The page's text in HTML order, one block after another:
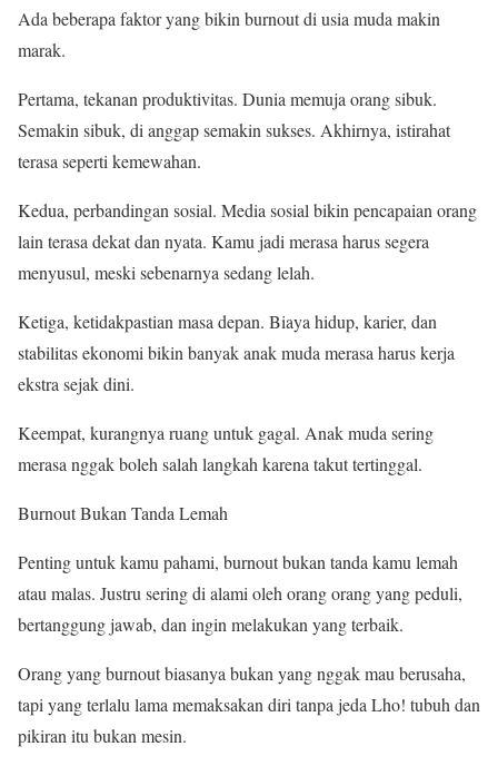
Ada beberapa faktor yang bikin burnout di usia muda makin
marak.
Pertama, tekanan produktivitas. Dunia memuja orang sibuk.
Semakin sibuk, di anggap semakin sukses. Akhirnya, istirahat
terasa seperti kemewahan.
Kedua, perbandingan sosial. Media sosial bikin pencapaian orang
lain terasa dekat dan nyata. Kamu jadi merasa harus segera
menyusul, meski sebenarnya sedang lelah.
Ketiga, ketidakpastian masa depan. Biaya hidup, karier, dan
stabilitas ekonomi bikin banyak anak muda merasa harus kerja
ekstra sejak dini.
Keempat, kurangnya ruang untuk gagal. Anak muda sering
merasa nggak boleh salah langkah karena takut tertinggal.
Burnout Bukan Tanda Lemah
Penting untuk kamu pahami, burnout bukan tanda kamu lemah
atau malas. Justru sering di alami oleh orang orang yang peduli,
bertanggung jawab, dan ingin melakukan yang terbaik.
Orang yang burnout biasanya bukan yang nggak mau berusaha,
tapi yang terlalu lama memaksakan diri tanpa jeda Lho! tubuh dan
pikiran itu bukan mesin.